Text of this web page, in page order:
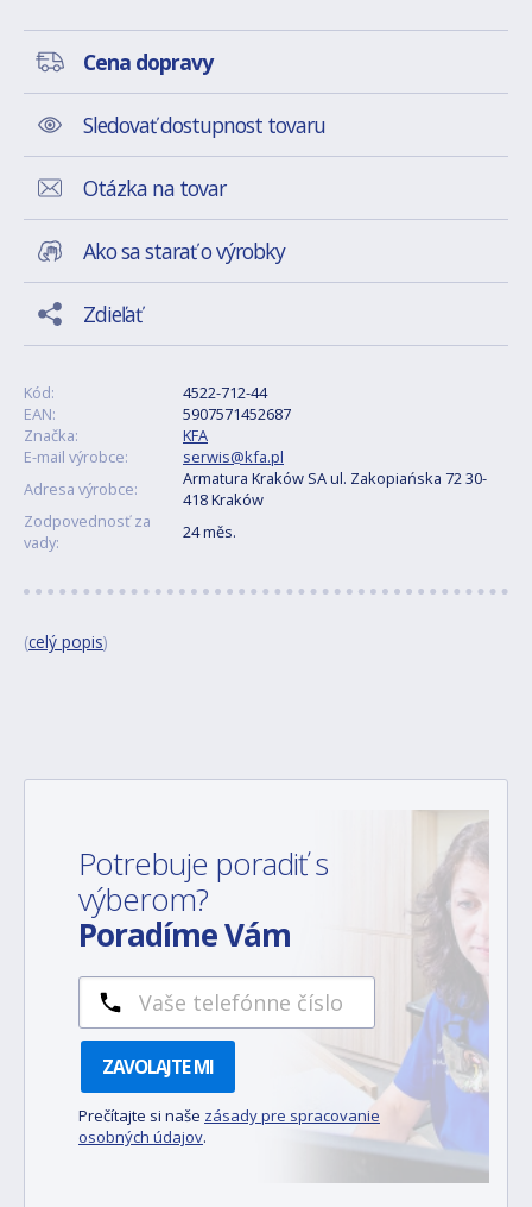
Cena dopravy
Sledovať dostupnost tovaru
Otázka na tovar
Ako sa starať o výrobky
Zdieľať
Kód:
4522-712-44
EAN:
5907571452687
Značka:
KFA
E-mail výrobce:
serwis@kfa.pl
Adresa výrobce:
Armatura Kraków SA ul. Zakopiańska 72 30-
418 Kraków
Zodpovednosť za
vady:
24 měs.
(celý popis)
Potrebuje poradiť s
výberom?
Poradíme Vám
ZAVOLAJTE MI
Prečítajte si naše zásady pre spracovanie
osobných údajov.